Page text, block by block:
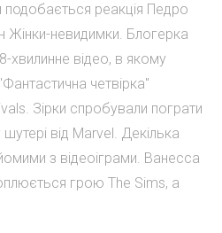
реакція Педро
Жінки-невидимки. Блогерка
хвилинне відео, в якому
четвірка"
Зірки спробували пограти
від Marvel. Декілька
з відеоіграми. Ванесса
грою The Sims, а